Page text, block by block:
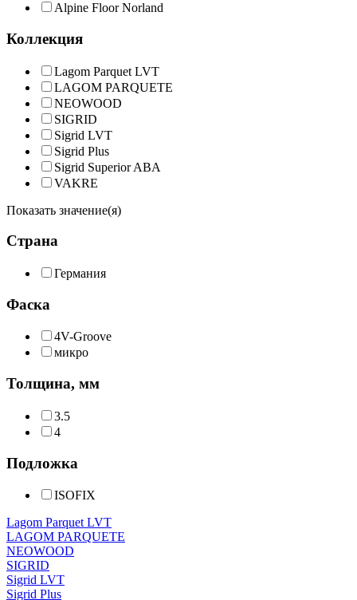
Alpine Floor Norland
Коллекция
Lagom Parquet LVT
LAGOM PARQUETE
NEOWOOD
SIGRID
Sigrid LVT
Sigrid Plus
Sigrid Superior ABA
VAKRE
Показать значение(я)
Страна
Германия
Фаска
4V-Groove
микро
Толщина, мм
3.5
4
Подложка
ISOFIX
Lagom Parquet LVT
LAGOM PARQUETE
NEOWOOD
SIGRID
Sigrid LVT
Sigrid Plus